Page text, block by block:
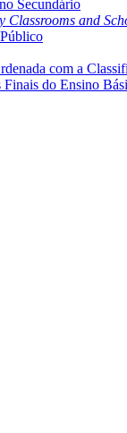
Secundário
Classrooms and
com a
Finais do Ensino